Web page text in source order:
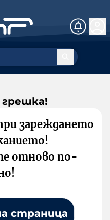
грешка!
зареждането
отново по-
страница